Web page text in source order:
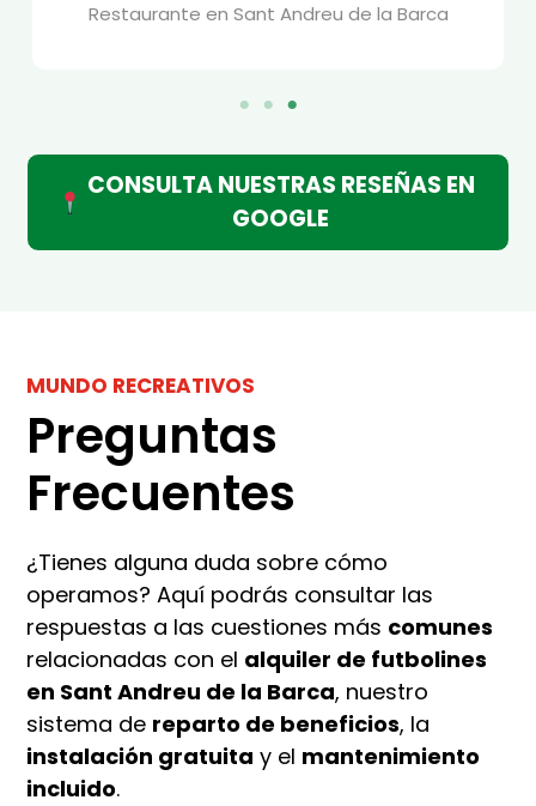
Restaurante en Sant Andreu de la Barca
CONSULTA NUESTRAS RESEÑAS EN
GOOGLE
MUNDO RECREATIVOS
Preguntas
Frecuentes
¿Tienes alguna duda sobre cómo
operamos? Aquí podrás consultar las
respuestas a las cuestiones más comunes
relacionadas con el alquiler de futbolines
en Sant Andreu de la Barca, nuestro
sistema de reparto de beneficios, la
instalación gratuita y el mantenimiento
incluido.